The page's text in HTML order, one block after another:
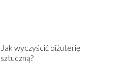
Jak wyczyścić biżuterię
sztuczną?